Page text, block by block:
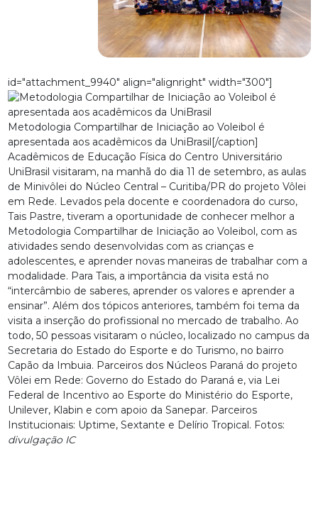
id="attachment_9940" align="alignright" width="300"]
Metodologia Compartilhar de Iniciação ao Voleibol é
apresentada aos acadêmicos da UniBrasil[/caption]
Acadêmicos de Educação Física do Centro Universitário
UniBrasil visitaram, na manhã do dia 11 de setembro, as aulas
de Minivôlei do Núcleo Central – Curitiba/PR do projeto Vôlei
em Rede. Levados pela docente e coordenadora do curso,
Tais Pastre, tiveram a oportunidade de conhecer melhor a
Metodologia Compartilhar de Iniciação ao Voleibol, com as
atividades sendo desenvolvidas com as crianças e
adolescentes, e aprender novas maneiras de trabalhar com a
modalidade. Para Tais, a importância da visita está no
“intercâmbio de saberes, aprender os valores e aprender a
ensinar”. Além dos tópicos anteriores, também foi tema da
visita a inserção do profissional no mercado de trabalho. Ao
todo, 50 pessoas visitaram o núcleo, localizado no campus da
Secretaria do Estado do Esporte e do Turismo, no bairro
Capão da Imbuia. Parceiros dos Núcleos Paraná do projeto
Vôlei em Rede: Governo do Estado do Paraná e, via Lei
Federal de Incentivo ao Esporte do Ministério do Esporte,
Unilever, Klabin e com apoio da Sanepar. Parceiros
Institucionais: Uptime, Sextante e Delírio Tropical. Fotos:
divulgação IC